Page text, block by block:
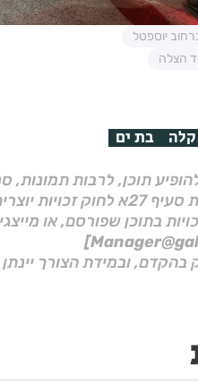
יוספטל
הצלה
בת ים
תוכן, לרבות תמונות,
התשס"ח–2007.
בתוכן שפורסם, או
בהקדם, ובמידת הצורך